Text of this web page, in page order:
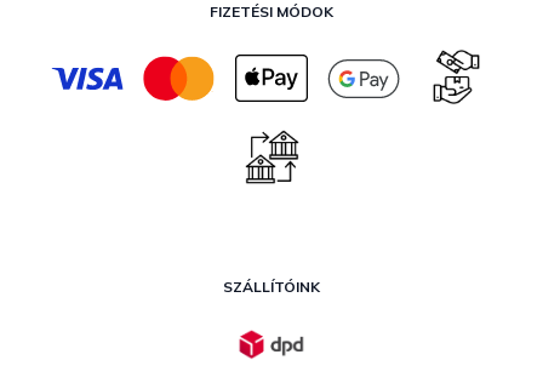
FIZETÉSI MÓDOK
SZÁLLÍTÓINK